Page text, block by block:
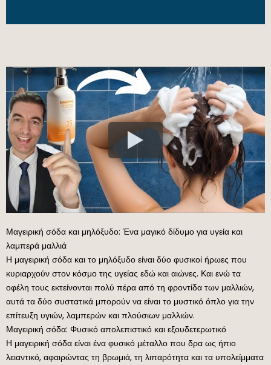
Μαγειρική σόδα και μηλόξυδο: Ένα μαγικό δίδυμο για υγεία και
λαμπερά μαλλιά
Η μαγειρική σόδα και το μηλόξυδο είναι δύο φυσικοί ήρωες που
κυριαρχούν στον κόσμο της υγείας εδώ και αιώνες. Και ενώ τα
οφέλη τους εκτείνονται πολύ πέρα από τη φροντίδα των μαλλιών,
αυτά τα δύο συστατικά μπορούν να είναι το μυστικό όπλο για την
επίτευξη υγιών, λαμπερών και πλούσιων μαλλιών.
Μαγειρική σόδα: Φυσικό απολεπιστικό και εξουδετερωτικό
Η μαγειρική σόδα είναι ένα φυσικό μέταλλο που δρα ως ήπιο
λειαντικό, αφαιρώντας τη βρωμιά, τη λιπαρότητα και τα υπολείμματα